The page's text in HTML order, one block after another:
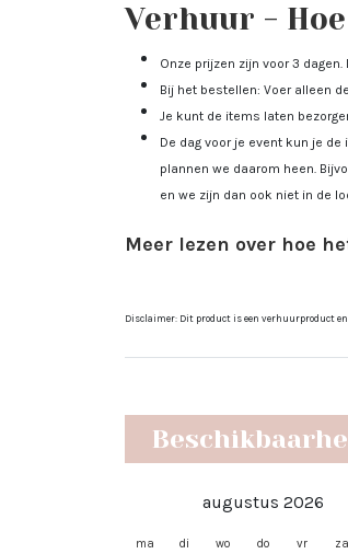
Verhuur -
Onze prijzen zijn voor 3
Bij het bestellen: Voer alleen
Je kunt de items laten
De dag voor je event kun je
plannen we daarom heen.
en we zijn dan ook niet in de
Meer lezen over hoe
Disclaimer: Dit product is een verhuurproduct
augustus 2026
ma di wo do vr za